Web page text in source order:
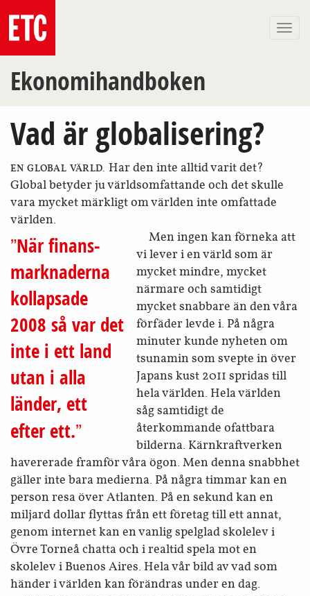
Ekonomihandboken
Vad är globalisering?
EN GLOBAL VÄRLD. Har den inte alltid varit det?
Global betyder ju världsomfattande och det skulle
vara mycket märkligt om världen inte omfattade
världen.
När finans­
marknaderna
kollapsade
2008 så var det
inte i ett land
utan i alla
länder, ett
efter ett.
Men ingen kan förneka att
vi lever i en värld som är
mycket mindre, mycket
närmare och samtidigt
mycket snabbare än den våra
förfäder levde i. På några
minuter kunde nyheten om
tsunamin som svepte in över
Japans kust 2011 spridas till
hela världen. Hela världen
såg samtidigt de
återkommande ofattbara
bilderna. Kärnkraftverken
havererade framför våra ögon. Men denna snabbhet
gäller inte bara medierna. På några timmar kan en
person resa över Atlanten. På en sekund kan en
miljard dollar flyttas från ett företag till ett annat,
genom internet kan en vanlig spelglad skolelev i
Övre Torneå chatta och i realtid spela mot en
skolelev i Buenos Aires. Hela vår bild av vad som
händer i världen kan förändras under en dag.